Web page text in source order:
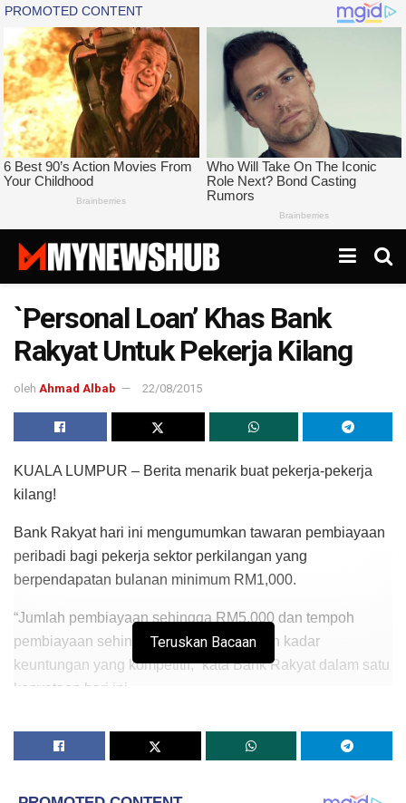
`Personal Loan’ Khas Bank
Rakyat Untuk Pekerja Kilang
oleh Ahmad Albab 22/08/2015
KUALA LUMPUR – Berita menarik buat pekerja-pekerja
kilang!
Bank Rakyat hari ini mengumumkan tawaran pembiayaan
peribadi bagi pekerja sektor perkilangan yang
berpendapatan bulanan minimum RM1,000.
“Jumlah pembiayaan sehingga RM5,000 dan tempoh
pembiayaan sehingga lima tahun dengan kadar
keuntungan yang kompetitif,” kata Bank Rakyat dalam satu
kenyataan hari ini.
perlu berkhidmat sekurang-kurangnya lima tahun dan telah
Teruskan Bacaan